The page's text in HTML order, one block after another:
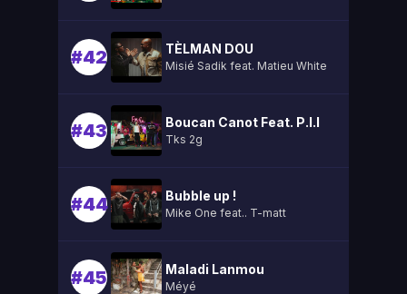
#42 TÈLMAN DOU
Misié Sadik feat. Matieu White
#43 Boucan Canot Feat. P.l.l
Tks 2g
#44 Bubble up !
Mike One feat.. T-matt
#45 Maladi Lanmou
Méyé